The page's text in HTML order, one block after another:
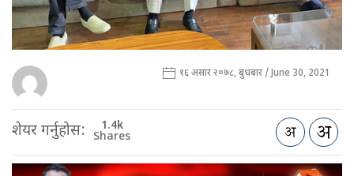
१६ असार २०७८, बुधबार / June 30, 2021
शेयर गर्नुहोस: 1.4k
Shares